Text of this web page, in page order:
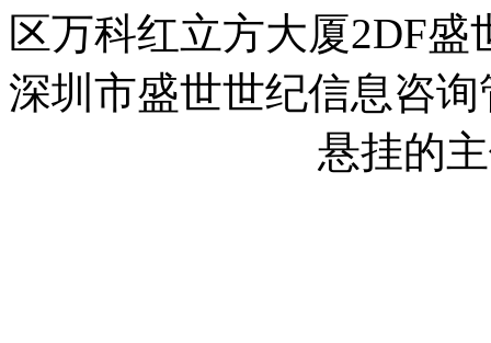
区万科红立方大厦2DF盛
深圳市盛世世纪信息咨
悬挂的